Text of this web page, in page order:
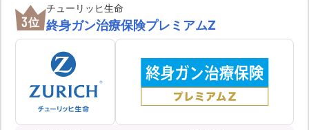
3位
チューリッヒ生命
終身ガン治療保険プレミアムZ